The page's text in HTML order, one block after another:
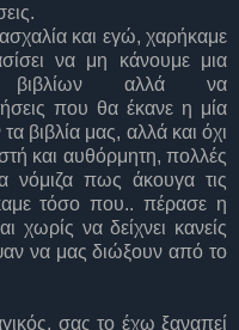
και εγώ, χαρήκαμε
να μη κάνουμε μια
βιβλίων αλλά να
που θα έκανε η μία
βιβλία μας, αλλά και όχι
και αυθόρμητη, πολλές
νόμιζα πως άκουγα τις
τόσο που.. πέρασε η
χωρίς να δείχνει κανείς
να μας διώξουν από το
σας το έχω ξαναπεί